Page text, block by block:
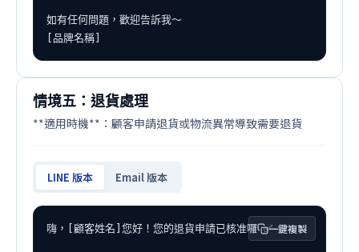
如有任何問題，歡迎告訴我～
[品牌名稱]
情境五：退貨處理
**適用時機**：顧客申請退貨或物流異常導致需要退貨
LINE 版本 Email 版本
嗨，[顧客姓名]您好！您的退貨申請已核准囉 ✅ 一鍵複製